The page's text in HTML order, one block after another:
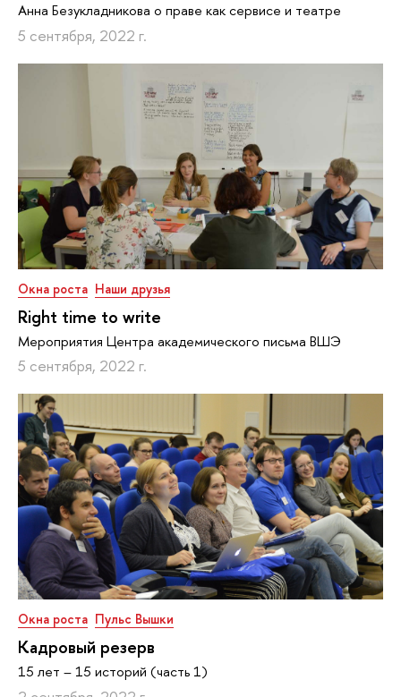
Анна Безукладникова о праве как сервисе и театре
5 сентября, 2022 г.
Окна роста Наши друзья
Right time to write
Мероприятия Центра академического письма ВШЭ
5 сентября, 2022 г.
Окна роста Пульс Вышки
Кадровый резерв
15 лет – 15 историй (часть 1)